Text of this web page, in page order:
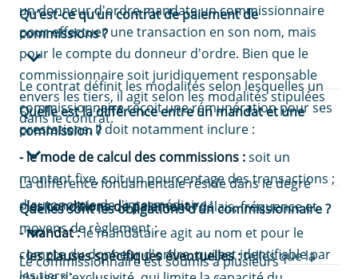
un donneur d'ordre mandate un commissionnaire
pour effectuer une transaction en son nom, mais
pour le compte du donneur d'ordre. Bien que le
commissionnaire soit juridiquement responsable
envers les tiers, il agit selon les modalités stipulées
dans le contrat.
Qu’est-ce qu’un contrat de paiement de
commissions ?
Le contrat définit les modalités selon lesquelles un
commissionnaire reçoit une rémunération pour ses
prestations. Il doit notamment inclure :
- le mode de calcul des commissions :soit un
montant fixe, soit un pourcentage des transactions ;
- les conditions de paiement :délais, fréquence et
moyens de règlement ;
- les clauses spécifiques éventuelles :telles que la
Quelle est la différence entre un mandat et une
commission ?
La différence fondamentale réside dans le degré
d'autonomie de l'intermédiaire :
- mandat :le mandataire agit au nom et pour le
compte du donneur d'ordre, qui est identifiable par
Quelles sont les obligations d’un commissionnaire ?
Le commissionnaire est soumis à plusieurs